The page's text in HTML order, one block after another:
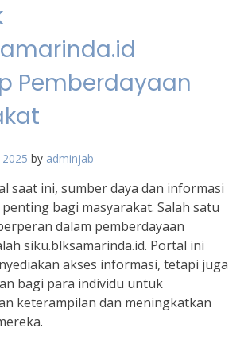
Pemberdayaan
2025 by adminjab
saat ini, sumber daya dan informasi
bagi masyarakat. Salah satu
dalam pemberdayaan
siku.blksamarinda.id. Portal ini
akses informasi, tetapi juga
bagi para individu untuk
keterampilan dan meningkatkan